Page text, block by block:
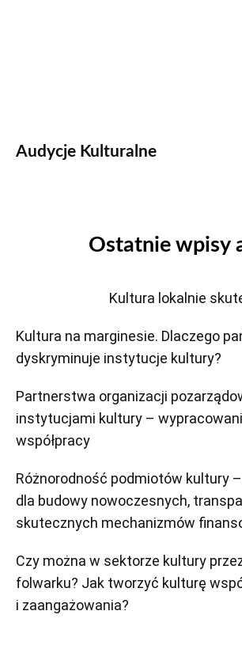
Audycje Kulturalne
Ostatnie wpisy
Kultura lokalnie
Kultura na marginesie. Dlaczego
dyskryminuje instytucje kultury?
Partnerstwa organizacji
instytucjami kultury –
współpracy
Różnorodność podmiotów kultury
dla budowy nowoczesnych,
skutecznych mechanizmów
Czy można w sektorze kultury
folwarku? Jak tworzyć kulturę
i zaangażowania?